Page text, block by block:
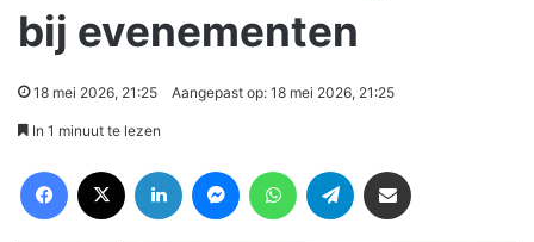
bij evenementen
18 mei 2026, 21:25 Aangepast op: 18 mei 2026, 21:25
In 1 minuut te lezen